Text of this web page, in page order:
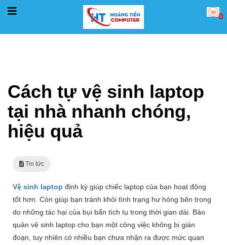
0
Cách tự vệ sinh laptop
tại nhà nhanh chóng,
hiệu quả
Tin tức
Vệ sinh laptop định kỳ giúp chiếc laptop của bạn hoạt động
tốt hơn. Còn giúp bạn tránh khỏi tình trạng hư hỏng bên trong
do những tác hại của bụi bẩn tích tụ trong thời gian dài. Bảo
quản vệ sinh laptop cho bạn một công việc không bị gián
đoạn, tuy nhiên có nhiều bạn chưa nhận ra được mức quan